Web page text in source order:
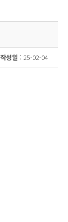
작성일 : 25-02-04